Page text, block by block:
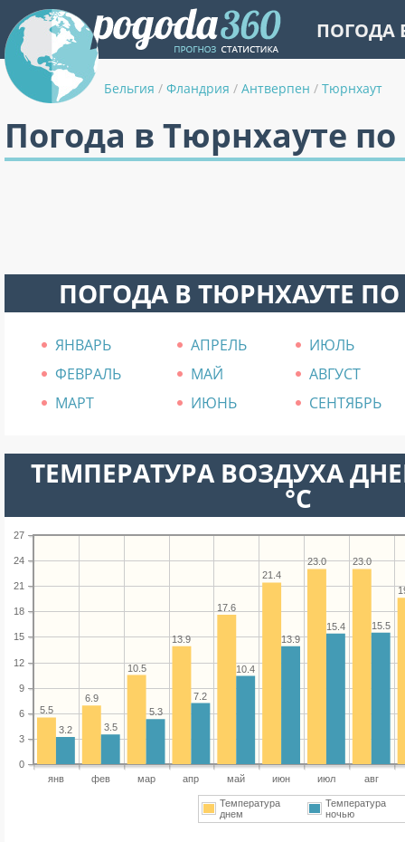
ПОГОДА
Бельгия / Фландрия / Антверпен / Тюрнхаут
Погода в Тюрнхауте
ПОГОДА В ТЮРНХАУТЕ
ЯНВАРЬ АПРЕЛЬ
ИЮЛЬ
ФЕВРАЛЬ
МАЙ
АВГУСТ
МАРТ
ИЮНЬ СЕНТЯБРЬ
ТЕМПЕРАТУРА ВОЗДУХА
°C
янв фев мар апр май июн июл авг
0
3
6
9
12
15
18
21
24
27
23.0
23.0
21.4
17.6
13.9
10.5
6.9
5.5
15.5
15.4
13.9
10.4
7.2
5.3
3.5
3.2
Температура
днем
Температура
ночью